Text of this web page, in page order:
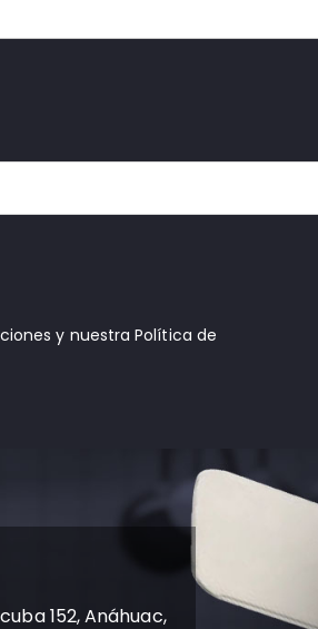
y nuestra Política de
152, Anáhuac,